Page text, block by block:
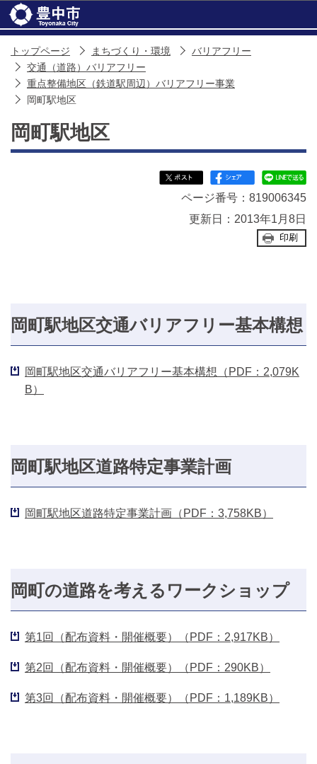
トップページ まちづくり・環境
バリアフリー
交通（道路）バリアフリー
重点整備地区（鉄道駅周辺）バリアフリー事業
岡町駅地区
岡町駅地区
ページ番号：819006345
更新日：2013年1月8日
印刷
岡町駅地区交通バリアフリー基本構想
岡町駅地区交通バリアフリー基本構想（PDF：2,079K
B）
岡町駅地区道路特定事業計画
岡町駅地区道路特定事業計画（PDF：3,758KB）
岡町の道路を考えるワークショップ
第1回（配布資料・開催概要）（PDF：2,917KB）
第2回（配布資料・開催概要）（PDF：290KB）
第3回（配布資料・開催概要）（PDF：1,189KB）